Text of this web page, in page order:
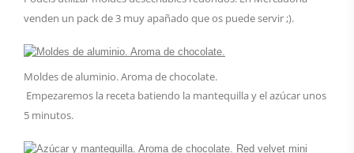
venden un pack de 3 muy apañado que os puede servir ;).
Moldes de aluminio. Aroma de chocolate.
Empezaremos la receta batiendo la mantequilla y el azúcar unos
5 minutos.